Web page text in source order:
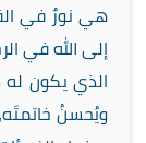
هي نورٌ في
إلى الله في
الذي يكون له
ويُحسنُ